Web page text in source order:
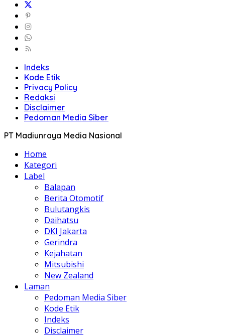
Indeks
Kode Etik
Privacy Policy
Redaksi
Disclaimer
Pedoman Media Siber
PT Madiunraya Media Nasional
Home
Kategori
Label
Balapan
Berita Otomotif
Bulutangkis
Daihatsu
DKI Jakarta
Gerindra
Kejahatan
Mitsubishi
New Zealand
Laman
Pedoman Media Siber
Kode Etik
Indeks
Disclaimer